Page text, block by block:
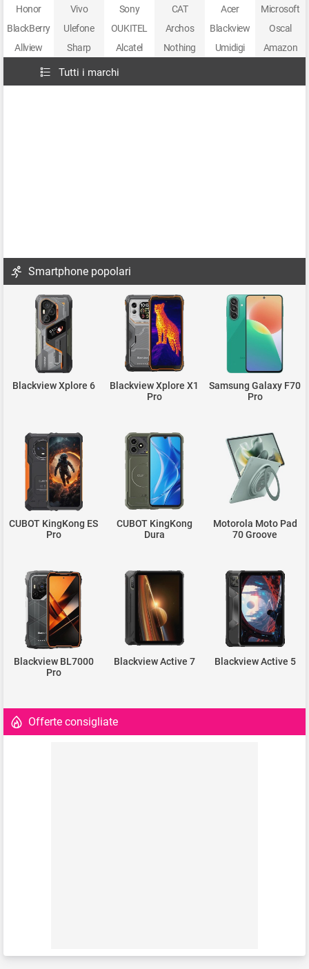
Honor
Vivo Sony CAT Acer
Microsoft
BlackBerry
Ulefone OUKITEL Archos Blackview
Oscal
Allview
Sharp Alcatel Nothing Umidigi Amazon
Tutti i marchi
Smartphone popolari
Blackview Xplore 6
Blackview Xplore X1
Pro
Samsung Galaxy F70
Pro
CUBOT KingKong ES
Pro
CUBOT KingKong
Dura
Motorola Moto Pad
70 Groove
Blackview BL7000
Pro
Blackview Active 7 Blackview Active 5
Offerte consigliate